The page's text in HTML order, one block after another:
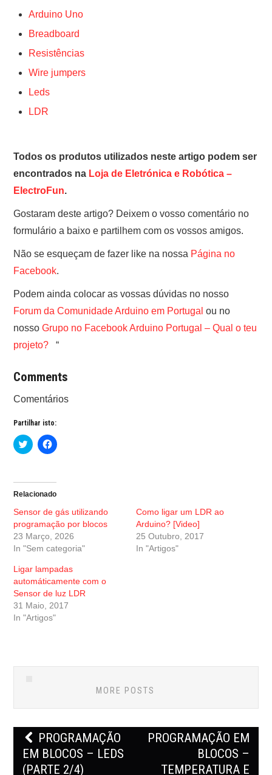
Arduino Uno
Breadboard
Resistências
Wire jumpers
Leds
LDR
Todos os produtos utilizados neste artigo podem ser
encontrados na Loja de Eletrónica e Robótica –
ElectroFun.
Gostaram deste artigo? Deixem o vosso comentário no
formulário a baixo e partilhem com os vossos amigos.
Não se esqueçam de fazer like na nossa Página no
Facebook.
Podem ainda colocar as vossas dúvidas no nosso
Forum da Comunidade Arduino em Portugal ou no
nosso Grupo no Facebook Arduino Portugal – Qual o teu
projeto? “
Comments
Comentários
Partilhar isto:
C
l
t
o
s
a
r
e
o
n
T
i
t
e
r
(
O
p
n
n
o
w
)
C
l
t
o
s
a
r
e
o
n
F
c
b
o
o
k
(
i
i
d
o
w
)
Relacionado
Sensor de gás utilizando
programação por blocos
23 Março, 2026
In "Sem categoria"
Como ligar um LDR ao
Arduino? [Video]
25 Outubro, 2017
In "Artigos"
Ligar lampadas
automáticamente com o
Sensor de luz LDR
31 Maio, 2017
In "Artigos"
MORE POSTS
Post
navigation
PROGRAMAÇÃO
EM BLOCOS – LEDS
(PARTE 2/4)
PROGRAMAÇÃO EM
BLOCOS –
TEMPERATURA E